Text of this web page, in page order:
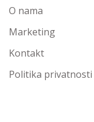
O nama
Marketing
Kontakt
Politika privatnosti